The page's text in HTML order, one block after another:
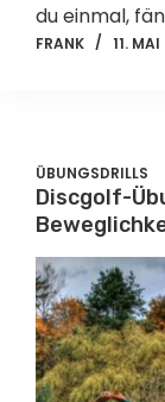
du einmal,
FRANK 11.
ÜBUNGSDRILLS
Discgolf-